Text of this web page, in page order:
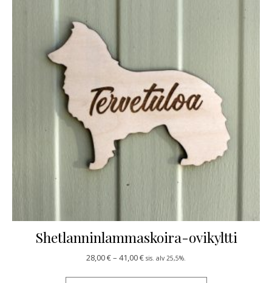
Shetlanninlammaskoira-ovikyltti
28,00€– 41,00€Hintaluokka: 28,00 € - 41,00 €
sis. alv 25,5%.
Tällä tuotteella